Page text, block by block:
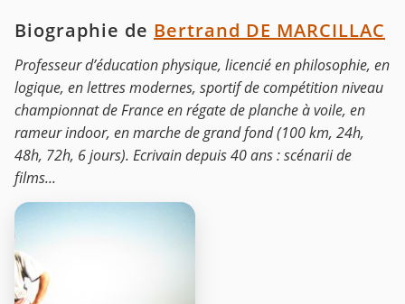
Biographie de Bertrand DE MARCILLAC
Professeur d’éducation physique, licencié en philosophie, en
logique, en lettres modernes, sportif de compétition niveau
championnat de France en régate de planche à voile, en
rameur indoor, en marche de grand fond (100 km, 24h,
48h, 72h, 6 jours). Ecrivain depuis 40 ans : scénarii de
films...